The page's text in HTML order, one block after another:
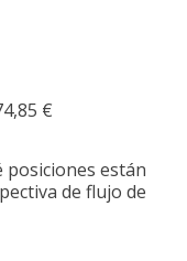
€
posiciones están
de flujo de